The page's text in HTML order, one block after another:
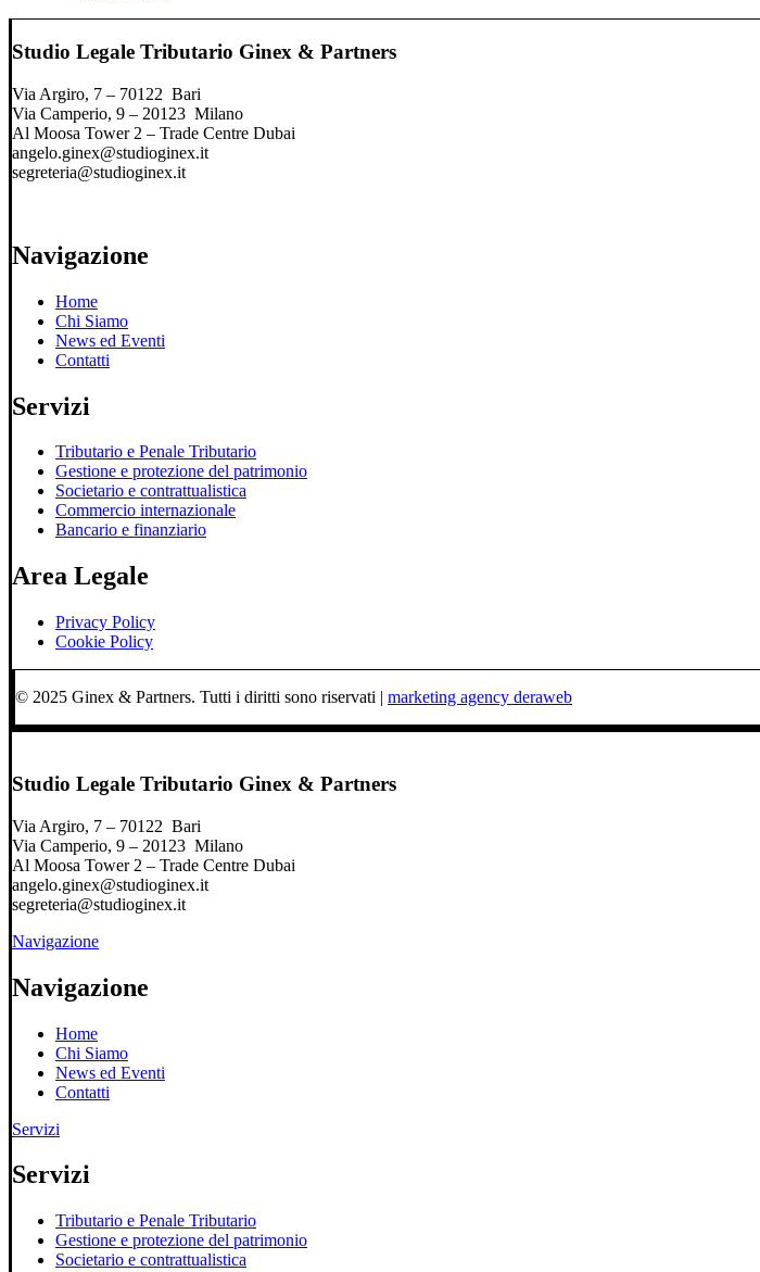
Studio Legale Tributario Ginex & Partners
Via Argiro, 7 – 70122 Bari
Via Camperio, 9 – 20123 Milano
Al Moosa Tower 2 – Trade Centre Dubai
angelo.ginex@studioginex.it
segreteria@studioginex.it
Navigazione
Home
Chi Siamo
News ed Eventi
Contatti
Servizi
Tributario e Penale Tributario
Gestione e protezione del patrimonio
Societario e contrattualistica
Commercio internazionale
Bancario e finanziario
Area Legale
Privacy Policy
Cookie Policy
© 2025 Ginex & Partners. Tutti i diritti sono riservati | marketing agency deraweb
Studio Legale Tributario Ginex & Partners
Via Argiro, 7 – 70122 Bari
Via Camperio, 9 – 20123 Milano
Al Moosa Tower 2 – Trade Centre Dubai
angelo.ginex@studioginex.it
segreteria@studioginex.it
Navigazione
Navigazione
Home
Chi Siamo
News ed Eventi
Contatti
Servizi
Servizi
Tributario e Penale Tributario
Gestione e protezione del patrimonio
Societario e contrattualistica